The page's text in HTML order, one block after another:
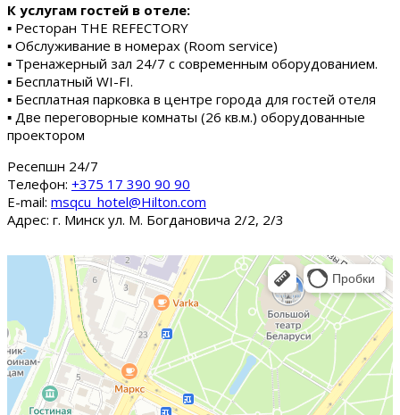
К услугам гостей в отеле:
▪ Ресторан THE REFECTORY
▪ Обслуживание в номерах (Room service)
▪ Тренажерный зал 24/7 с современным оборудованием.
▪ Бесплатный WI-FI.
▪ Бесплатная парковка в центре города для гостей отеля
▪ Две переговорные комнаты (26 кв.м.) оборудованные
проектором
Ресепшн 24/7
Tелефон: +375 17 390 90 90
E-mail: msqcu_hotel@Hilton.com
Адрес: г. Минск ул. М. Богдановича 2/2, 2/3